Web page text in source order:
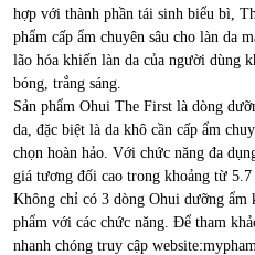
hợp với thành phần tái sinh biểu bì,
phẩm cấp ẩm chuyên sâu cho làn da
lão hóa khiến làn da của người dùng
bóng, trắng sáng.
Sản phẩm Ohui The First là dòng
da, đặc biệt là da khô cần cấp ẩm
chọn hoàn hảo. Với chức năng đa
giá tương đối cao trong khoảng từ
Không chỉ có 3 dòng Ohui dưỡng ẩm
phẩm với các chức năng. Để tham
nhanh chóng truy cập